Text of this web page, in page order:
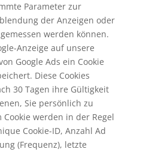
Parameter zur
der Anzeigen oder
werden können.
Anzeige auf unsere
Google Ads ein Cookie
Diese Cookies
30 Tagen ihre Gültigkeit
Sie persönlich zu
werden in der Regel
Cookie-ID, Anzahl Ad
(Frequenz), letzte